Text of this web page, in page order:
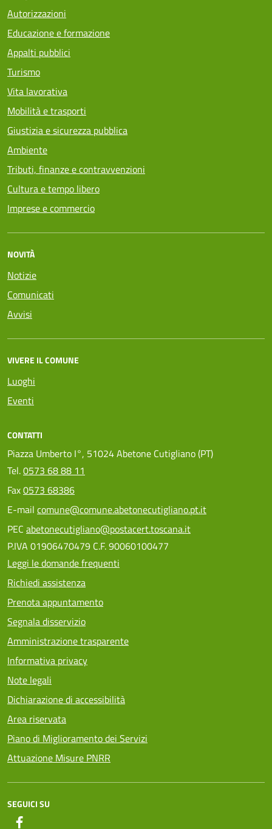
Autorizzazioni
Educazione e formazione
Appalti pubblici
Turismo
Vita lavorativa
Mobilità e trasporti
Giustizia e sicurezza pubblica
Ambiente
Tributi, finanze e contravvenzioni
Cultura e tempo libero
Imprese e commercio
NOVITÀ
Notizie
Comunicati
Avvisi
VIVERE IL COMUNE
Luoghi
Eventi
CONTATTI
Piazza Umberto I°, 51024 Abetone Cutigliano (PT)
Tel.0573 68 88 11
Fax0573 68386
E-mail comune@comune.abetonecutigliano.pt.it
PEC abetonecutigliano@postacert.toscana.it
P.IVA 01906470479 C.F. 90060100477
Leggi le domande frequenti
Richiedi assistenza
Prenota appuntamento
Segnala disservizio
Amministrazione trasparente
Informativa privacy
Note legali
Dichiarazione di accessibilità
Area riservata
Piano di Miglioramento dei Servizi
Attuazione Misure PNRR
SEGUICI SU